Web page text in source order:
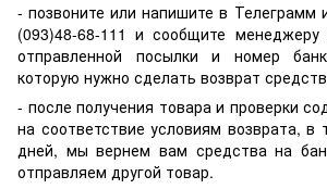
- позвоните или напишите в Телеграмм
(093)48-68-111 и сообщите менеджеру
отправленной посылки и номер
которую нужно сделать возврат
- после получения товара и проверки
на соответствие условиям возврата, в
дней, мы вернем вам средства на
отправляем другой товар.